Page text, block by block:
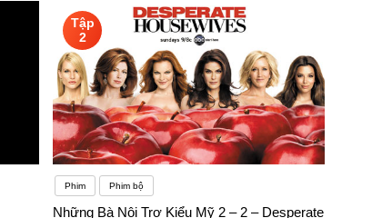
Tập
2
Phim Phim bộ
Những Bà Nội Trợ Kiểu Mỹ 2 – 2 – Desperate